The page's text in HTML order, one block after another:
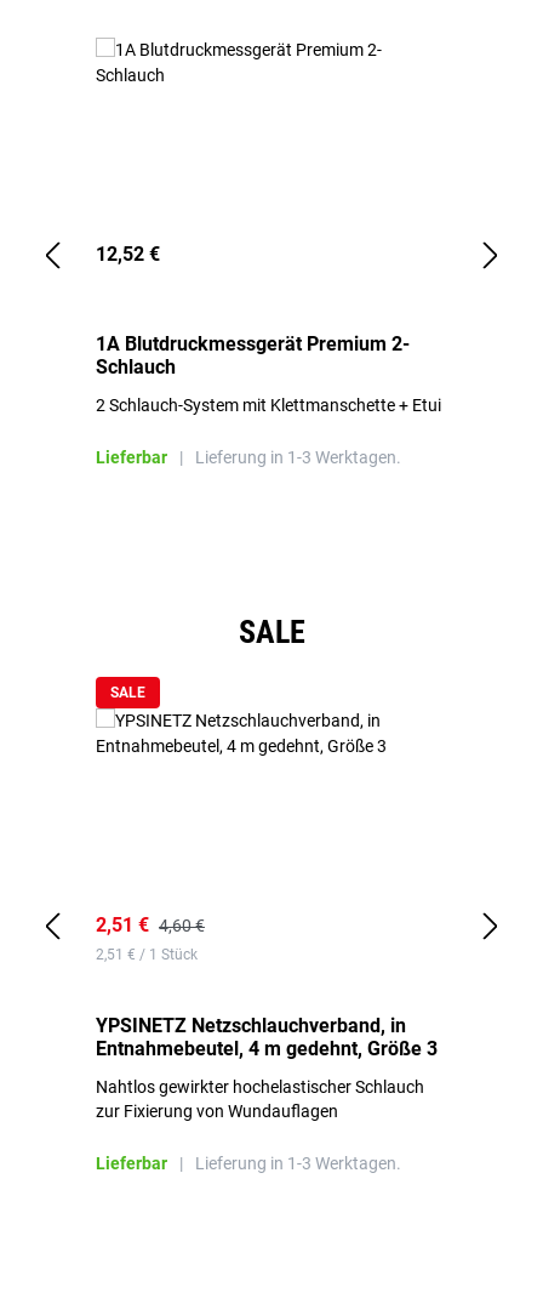
12,52 €
1A Blutdruckmessgerät Premium 2-
Schlauch
2 Schlauch-System mit Klettmanschette + Etui
Lieferbar | Lieferung in 1-3 Werktagen.
SALE
SALE
2,51 € 4,60 €
2,51 € / 1 Stück
YPSINETZ Netzschlauchverband, in
Entnahmebeutel, 4 m gedehnt, Größe 3
Nahtlos gewirkter hochelastischer Schlauch
zur Fixierung von Wundauflagen
Lieferbar | Lieferung in 1-3 Werktagen.